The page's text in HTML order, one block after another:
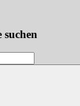
suchen